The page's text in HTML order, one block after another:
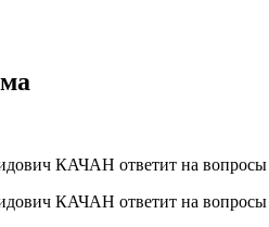
КАЧАН ответит на
КАЧАН ответит на